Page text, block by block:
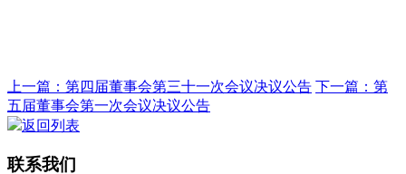
上一篇：第四届董事会第三十一次会议决议公告 下一篇：第
五届董事会第一次会议决议公告
返回列表
联系我们